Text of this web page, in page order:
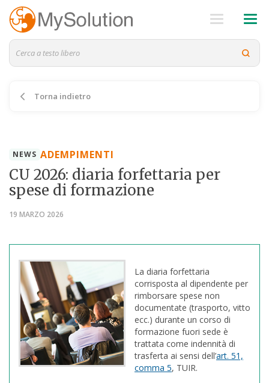
Torna indietro
NEWS ADEMPIMENTI
CU 2026: diaria forfettaria per
spese di formazione
19 MARZO 2026
La diaria forfettaria
corrisposta al dipendente per
rimborsare spese non
documentate (trasporto, vitto
ecc.) durante un corso di
formazione fuori sede è
trattata come indennità di
trasferta ai sensi dell’art. 51,
comma 5, TUIR.